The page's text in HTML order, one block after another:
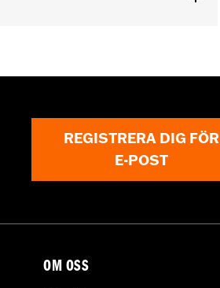
REGISTRERA DIG FÖR
E-POST
OM OSS